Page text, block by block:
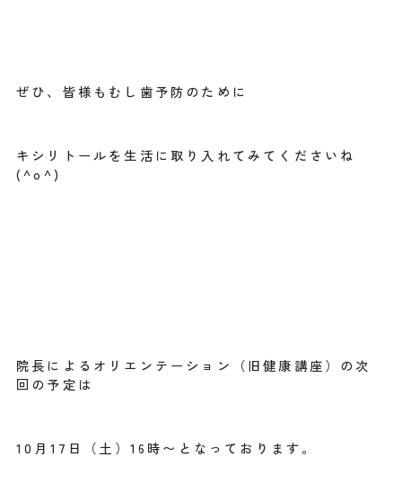
ぜひ、皆様もむし歯予防のために
キシリトールを生活に取り入れてみてくださいね
(^o^)
院長によるオリエンテーション（旧健康講座）の次
回の予定は
10月17日（土）16時〜となっております。